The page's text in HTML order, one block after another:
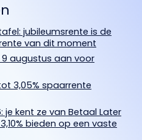
jubileumsrente is de
van dit moment
augustus aan voor
3,05% spaarrente
je kent ze van Betaal Later
bieden op een vaste